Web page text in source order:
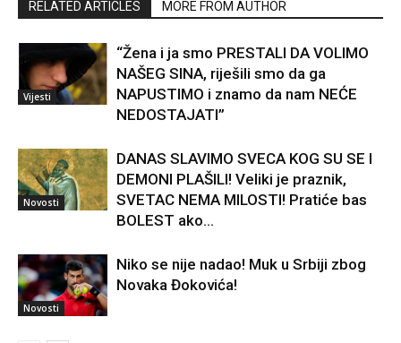
RELATED ARTICLES MORE FROM AUTHOR
Vijesti
“Žena i ja smo PRESTALI DA VOLIMO
NAŠEG SINA, riješili smo da ga
NAPUSTIMO i znamo da nam NEĆE
NEDOSTAJATI”
Novosti
DANAS SLAVIMO SVECA KOG SU SE I
DEMONI PLAŠILI! Veliki je praznik,
SVETAC NEMA MILOSTI! Pratiće bas
BOLEST ako…
Novosti
Niko se nije nadao! Muk u Srbiji zbog
Novaka Đokovića!